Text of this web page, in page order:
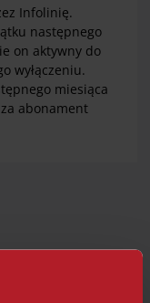
Infolinię.
następnego
on aktywny do
wyłączeniu.
miesiąca
abonament